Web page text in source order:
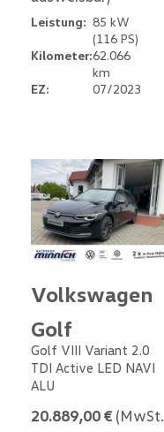
Leistung: 85 kW
(116 PS)
Kilometer:62.066
km
EZ:
07/2023
Volkswagen
Golf
Golf VIII Variant 2.0
TDI Active LED NAVI
ALU
20.889,00 € (MwSt.